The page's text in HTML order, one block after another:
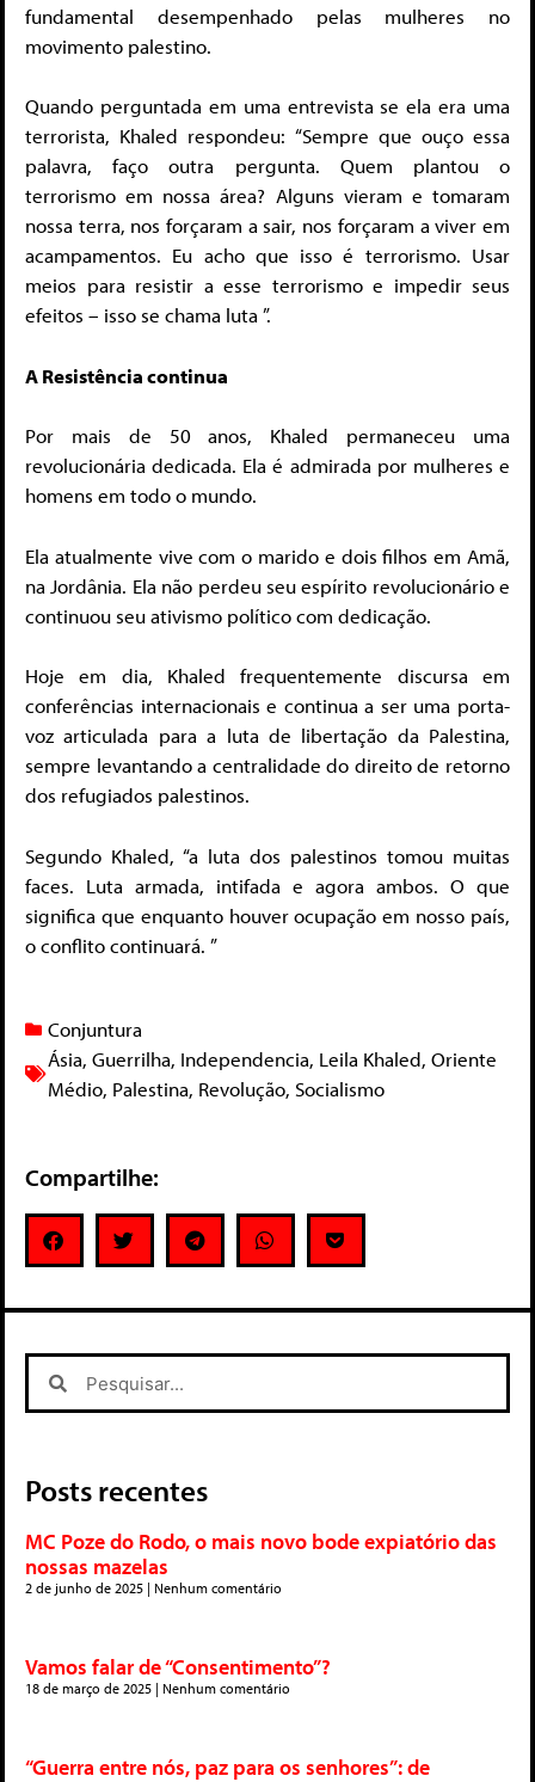
fundamental desempenhado pelas mulheres no
movimento palestino.
Quando perguntada em uma entrevista se ela era uma
terrorista, Khaled respondeu: “Sempre que ouço essa
palavra, faço outra pergunta. Quem plantou o
terrorismo em nossa área? Alguns vieram e tomaram
nossa terra, nos forçaram a sair, nos forçaram a viver em
acampamentos. Eu acho que isso é terrorismo. Usar
meios para resistir a esse terrorismo e impedir seus
efeitos – isso se chama luta ”.
A Resistência continua
Por mais de 50 anos, Khaled permaneceu uma
revolucionária dedicada. Ela é admirada por mulheres e
homens em todo o mundo.
Ela atualmente vive com o marido e dois filhos em Amã,
na Jordânia. Ela não perdeu seu espírito revolucionário e
continuou seu ativismo político com dedicação.
Hoje em dia, Khaled frequentemente discursa em
conferências internacionais e continua a ser uma porta-
voz articulada para a luta de libertação da Palestina,
sempre levantando a centralidade do direito de retorno
dos refugiados palestinos.
Segundo Khaled, “a luta dos palestinos tomou muitas
faces. Luta armada, intifada e agora ambos. O que
significa que enquanto houver ocupação em nosso país,
o conflito continuará. ”
Conjuntura
Ásia, Guerrilha, Independencia, Leila Khaled, Oriente
Médio, Palestina, Revolução, Socialismo
Compartilhe:
Posts recentes
MC Poze do Rodo, o mais novo bode expiatório das
nossas mazelas
2 de junho de 2025 Nenhum comentário
Vamos falar de “Consentimento”?
18 de março de 2025 Nenhum comentário
“Guerra entre nós, paz para os senhores”: de